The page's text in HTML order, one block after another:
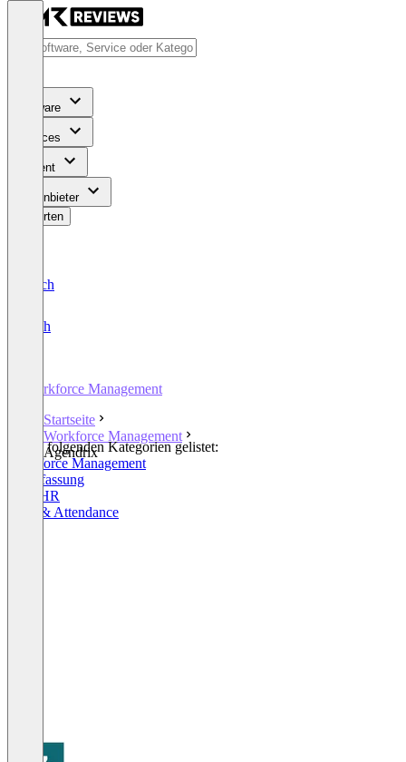
Software
Services
Content
Für Anbieter
Bewerten
Deutsch
English
Workforce Management
Startseite
Workforce Management
Agendrix
In den folgenden Kategorien gelistet:
Workforce Management
Zeiterfassung
Core HR
Time & Attendance